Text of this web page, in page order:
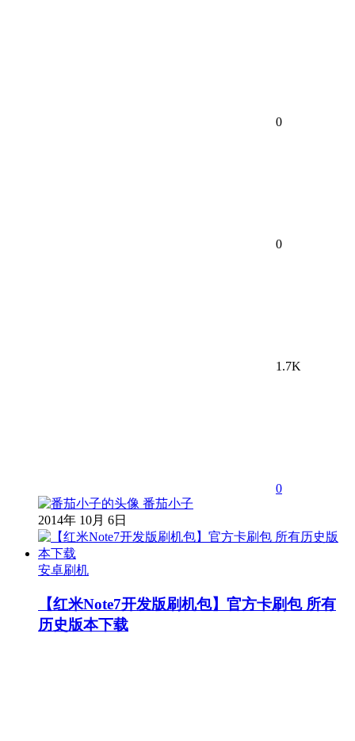
0
0
1.7K
0
番茄小子
2014年 10月 6日
安卓刷机
【红米Note7开发版刷机包】官方卡刷包 所有
历史版本下载